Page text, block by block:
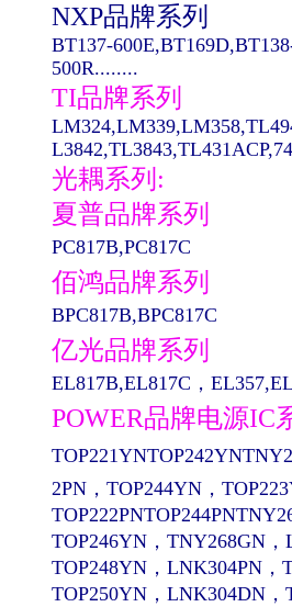
NXP品牌系列
BT137-
500R........
TI品牌系列
光耦系列:
夏普品牌系列
PC817B,PC817C
佰鸿品牌系列
BPC817B,BPC817C
亿光品牌系列
EL817B,EL817C，
POWER品牌电源IC
2PN，TOP244YN，
TOP246YN，TNY268GN
TOP248YN，LNK304PN，
TOP250YN，LNK304DN，